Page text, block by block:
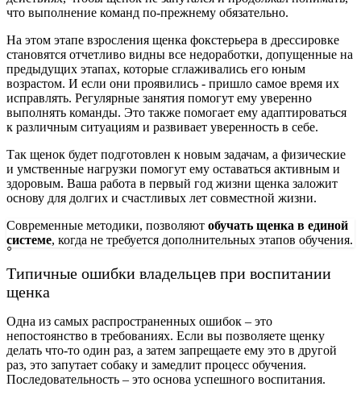
что выполнение команд по-прежнему обязательно.
На этом этапе взросления щенка фокстерьера в дрессировке
становятся отчетливо видны все недоработки, допущенные на
предыдущих этапах, которые сглаживались его юным
возрастом. И если они проявились - пришло самое время их
исправлять. Регулярные занятия помогут ему уверенно
выполнять команды. Это также помогает ему адаптироваться
к различным ситуациям и развивает уверенность в себе.
Так щенок будет подготовлен к новым задачам, а физические
и умственные нагрузки помогут ему оставаться активным и
здоровым. Ваша работа в первый год жизни щенка заложит
основу для долгих и счастливых лет совместной жизни.
Современные методики, позволяют обучать щенка в единой
системе, когда не требуется дополнительных этапов обучения.
Типичные ошибки владельцев при воспитании
щенка
Одна из самых распространенных ошибок – это
непостоянство в требованиях. Если вы позволяете щенку
делать что-то один раз, а затем запрещаете ему это в другой
раз, это запутает собаку и замедлит процесс обучения.
Последовательность – это основа успешного воспитания.